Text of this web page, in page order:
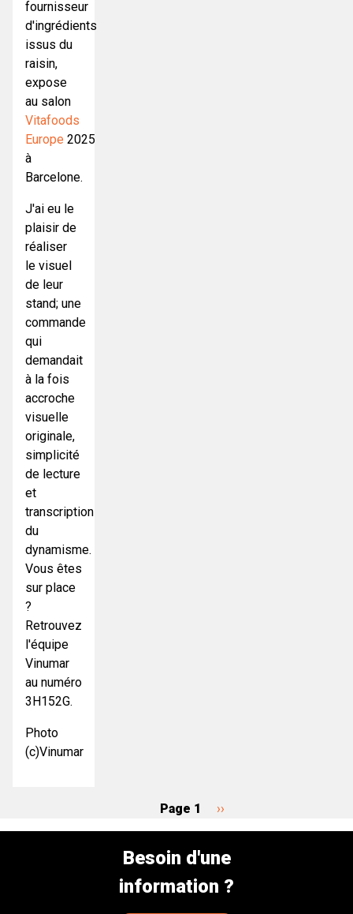
fournisseur
d'ingrédients
issus du
raisin,
expose
au salon
Vitafoods
Europe 2025
à
Barcelone.
J'ai eu le
plaisir de
réaliser
le visuel
de leur
stand; une
commande
qui
demandait
à la fois
accroche
visuelle
originale,
simplicité
de lecture
et
transcription
du
dynamisme.
Vous êtes
sur place
?
Retrouvez
l'équipe
Vinumar
au numéro
3H152G.
Photo
(c)Vinumar
Page 1
Page
››
Besoin d'une
information ?